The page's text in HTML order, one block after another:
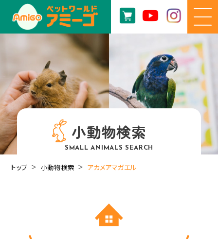
小動物検索
SMALL ANIMALS SEARCH
トップ 小動物検索 アカメアマガエル